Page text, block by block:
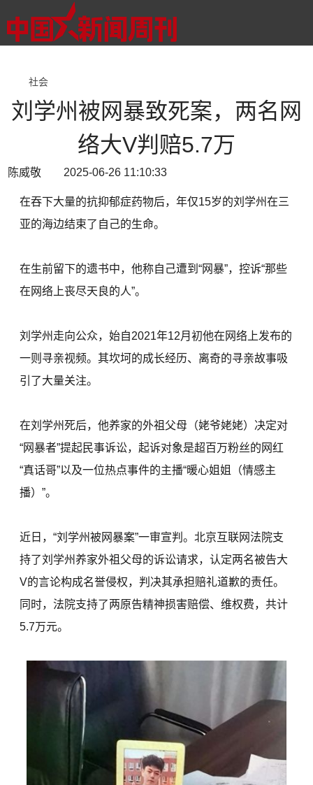
社会
刘学州被网暴致死案，两名网
络大V判赔5.7万
陈威敬 2025-06-26 11:10:33
在吞下大量的抗抑郁症药物后，年仅15岁的刘学州在三
亚的海边结束了自己的生命。
在生前留下的遗书中，他称自己遭到“网暴”，控诉“那些
在网络上丧尽天良的人”。
刘学州走向公众，始自2021年12月初他在网络上发布的
一则寻亲视频。其坎坷的成长经历、离奇的寻亲故事吸
引了大量关注。
在刘学州死后，他养家的外祖父母（姥爷姥姥）决定对
“网暴者”提起民事诉讼，起诉对象是超百万粉丝的网红
“真话哥”以及一位热点事件的主播“暖心姐姐（情感主
播）”。
近日，“刘学州被网暴案”一审宣判。北京互联网法院支
持了刘学州养家外祖父母的诉讼请求，认定两名被告大
V的言论构成名誉侵权，判决其承担赔礼道歉的责任。
同时，法院支持了两原告精神损害赔偿、维权费，共计
5.7万元。